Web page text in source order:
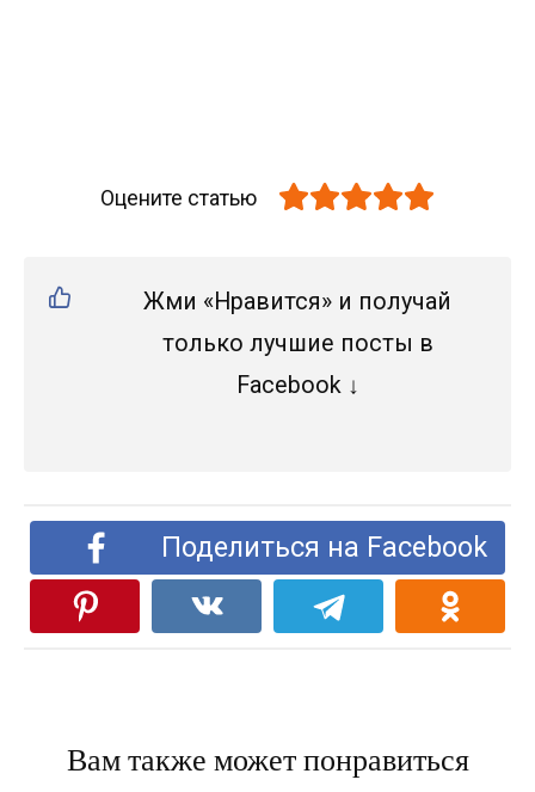
Оцените статью
Жми «Нравится» и получай
только лучшие посты в
Facebook ↓
Поделиться на Facebook
Вам также может понравиться